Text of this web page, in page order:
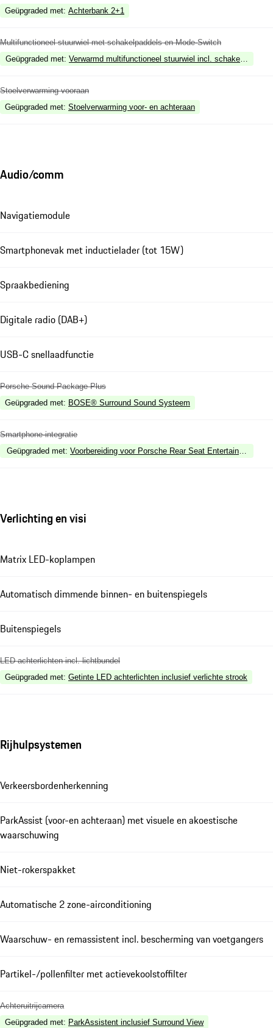
Geüpgraded met: Achterbank 2+1
Multifunctioneel stuurwiel met schakelpaddels en Mode-Switch
Geüpgraded met: Verwarmd multifunctioneel stuurwiel incl. schakelpaddles
Stoelverwarming vooraan
Geüpgraded met: Stoelverwarming voor- en achteraan
Audio/comm
Navigatiemodule
Smartphonevak met inductielader (tot 15W)
Spraakbediening
Digitale radio (DAB+)
USB-C snellaadfunctie
Porsche Sound Package Plus
Geüpgraded met: BOSE® Surround Sound Systeem
Smartphone-integratie
Geüpgraded met: Voorbereiding voor Porsche Rear Seat Entertainment
Verlichting en visi
Matrix LED-koplampen
Automatisch dimmende binnen- en buitenspiegels
Buitenspiegels
LED achterlichten incl. lichtbundel
Geüpgraded met: Getinte LED achterlichten inclusief verlichte strook
Rijhulpsystemen
Verkeersbordenherkenning
ParkAssist (voor-en achteraan) met visuele en akoestische
waarschuwing
Niet-rokerspakket
Automatische 2 zone-airconditioning
Waarschuw- en remassistent incl. bescherming van voetgangers
Partikel-/pollenfilter met actievekoolstoffilter
Achteruitrijcamera
Geüpgraded met: ParkAssistent inclusief Surround View